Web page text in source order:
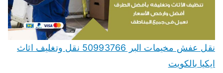
نقل عفش مخيمات البر 50993766 نقل وتغليف اثاث
ايكيا بالكويت